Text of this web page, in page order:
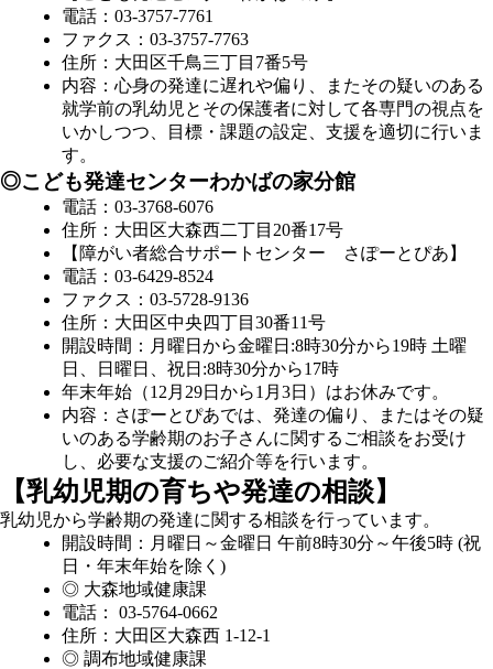
電話：03-3757-7761
ファクス：03-3757-7763
住所：大田区千鳥三丁目7番5号
内容：心身の発達に遅れや偏り、またその疑いのある
就学前の乳幼児とその保護者に対して各専門の視点を
いかしつつ、目標・課題の設定、支援を適切に行いま
す。
◎こども発達センターわかばの家分館
電話：03-3768-6076
住所：大田区大森西二丁目20番17号
【障がい者総合サポートセンター さぽーとぴあ】
電話：03-6429-8524
ファクス：03-5728-9136
住所：大田区中央四丁目30番11号
開設時間：月曜日から金曜日:8時30分から19時 土曜
日、日曜日、祝日:8時30分から17時
年末年始（12月29日から1月3日）はお休みです。
内容：さぽーとぴあでは、発達の偏り、またはその疑
いのある学齢期のお子さんに関するご相談をお受け
し、必要な支援のご紹介等を行います。
【乳幼児期の育ちや発達の相談】
乳幼児から学齢期の発達に関する相談を行っています。
開設時間：月曜日～金曜日 午前8時30分～午後5時 (祝
日・年末年始を除く)
◎ 大森地域健康課
電話： 03-5764-0662
住所：大田区大森西 1-12-1
◎ 調布地域健康課